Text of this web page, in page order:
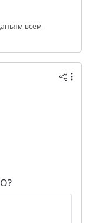
всем -